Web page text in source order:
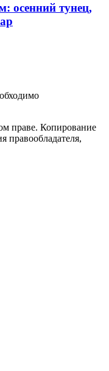
осенний тунец,
праве. Копирование
правообладателя,